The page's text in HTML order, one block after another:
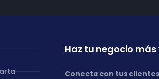
Haz tu negocio más
Conecta con tus